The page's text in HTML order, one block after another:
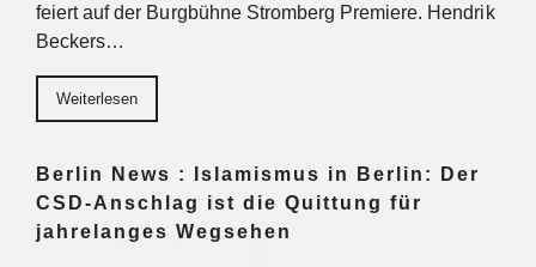
feiert auf der Burgbühne Stromberg Premiere. Hendrik
Beckers…
Weiterlesen
Berlin News : Islamismus in Berlin: Der
CSD-Anschlag ist die Quittung für
jahrelanges Wegsehen